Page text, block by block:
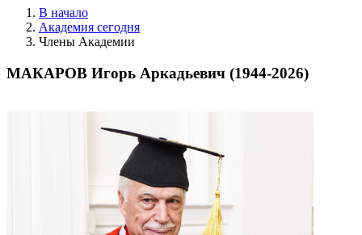
В начало
Академия сегодня
Члены Академии
МАКАРОВ Игорь Аркадьевич (1944-2026)